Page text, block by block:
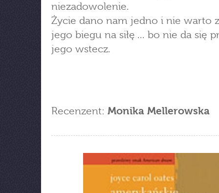
niezadowolenie.
Życie dano nam jedno i nie warto
jego biegu na siłę ... bo nie da się
jego wstecz.
Recenzent: Monika Mellerowska